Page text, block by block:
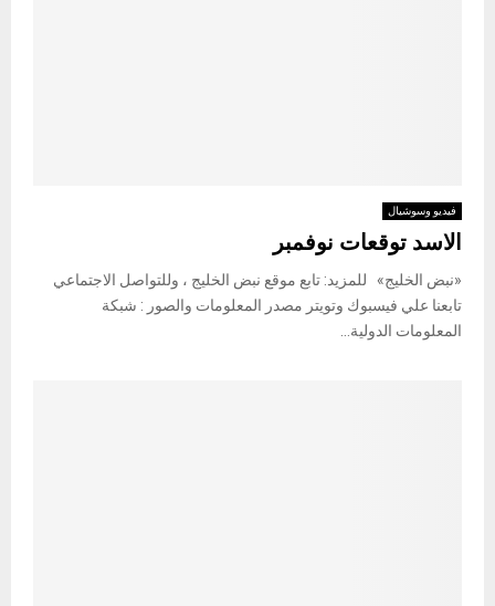
فيديو وسوشيال
الاسد توقعات نوفمبر
«نبض الخليج» للمزيد: تابع موقع نبض الخليج ، وللتواصل الاجتماعي
تابعنا علي فيسبوك وتويتر مصدر المعلومات والصور : شبكة
المعلومات الدولية...